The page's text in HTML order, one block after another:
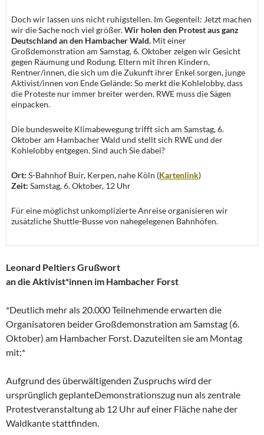
Doch wir lassen uns nicht ruhigstellen. Im Gegenteil: Jetzt machen
wir die Sache noch viel größer.Wir holen den Protest aus ganz
Deutschland an den Hambacher Wald. Mit einer
Großdemonstration am Samstag, 6. Oktober zeigen wir Gesicht
gegen Räumung und Rodung. Eltern mit ihren Kindern,
Rentner/innen, die sich um die Zukunft ihrer Enkel sorgen, junge
Aktivist/innen von Ende Gelände: So merkt die Kohlelobby, dass
die Proteste nur immer breiter werden. RWE muss die Sägen
einpacken.
Die bundesweite Klimabewegung trifft sich am Samstag, 6.
Oktober am Hambacher Wald und stellt sich RWE und der
Kohlelobby entgegen. Sind auch Sie dabei?
Ort: S-Bahnhof Buir, Kerpen, nahe Köln (Kartenlink)
Zeit: Samstag, 6. Oktober, 12 Uhr
Für eine möglichst unkomplizierte Anreise organisieren wir
zusätzliche Shuttle-Busse von nahegelegenen Bahnhöfen.
Leonard Peltiers Grußwort
an die Aktivist*innen im Hambacher Forst
*Deutlich mehr als 20.000 Teilnehmende erwarten die
Organisatoren beider Großdemonstration am Samstag (6.
Oktober) am Hambacher Forst. Dazuteilten sie am Montag
mit:*
Aufgrund des überwältigenden Zuspruchs wird der
ursprünglich geplanteDemonstrationszug nun als zentrale
Protestveranstaltung ab 12 Uhr auf einer Fläche nahe der
Waldkante stattfinden.